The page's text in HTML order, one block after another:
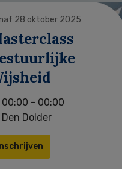
28 oktober 2025
00:00 - 00:00
Den Dolder
Inschrijven